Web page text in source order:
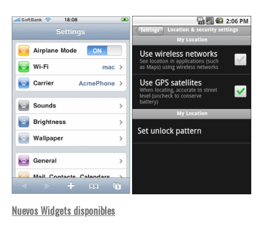
Nuevos Widgets disponibles